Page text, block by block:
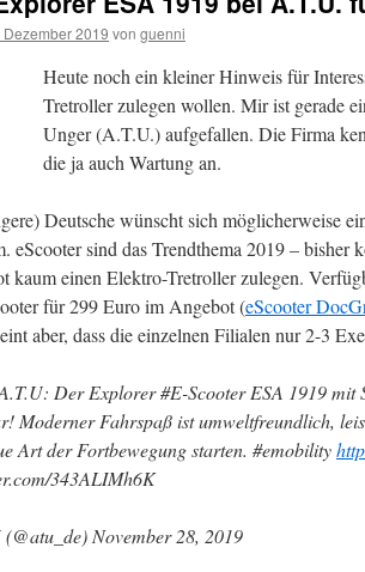
Dezember 2019 von guenni
Heute noch ein kleiner Hinweis für
Tretroller zulegen wollen. Mir ist gerade
Unger (A.T.U.) aufgefallen. Die Firma
die ja auch Wartung an.
Deutsche wünscht sich möglicherweise
eScooter sind das Trendthema 2019 – bisher
kaum einen Elektro-Tretroller zulegen.
für 299 Euro im Angebot (eScooter
aber, dass die einzelnen Filialen nur 2-3
Der Explorer #E-Scooter ESA 1919 mit
Moderner Fahrspaß ist umweltfreundlich,
Art der Fortbewegung starten. #emobility
343ALIMh6K
November 28, 2019